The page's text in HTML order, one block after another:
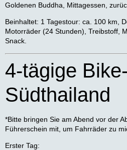
Goldenen Buddha, Mittagessen,
Beinhaltet: 1 Tagestour: ca. 100 km,
Motorräder (24 Stunden), Treibstoff,
Snack.
4-tägige
Südthailand
*Bitte bringen Sie am Abend vor der
Führerschein mit, um Fahrräder zu
Erster Tag: